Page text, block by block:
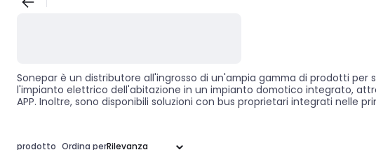
Sonepar è un distributore all'ingrosso di un'ampia gamma di prodotti
l'impianto elettrico dell'abitazione in un impianto domotico integrato,
APP. Inoltre, sono disponibili soluzioni con bus proprietari integrati nelle
gestione integrata ed efficiente di un edificio. Infine, è disponibile
ambito residenziale che terziario o industriale. Sonepar Italia propone
marchi più rappresentati, si trovano Abb, Ave, Bticino, Comelit, Delta
prodotto Ordina per